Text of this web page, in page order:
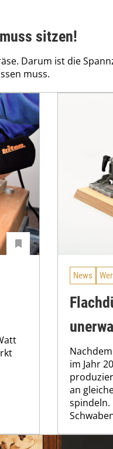
sitzen!
Darum ist die
muss.
News
im Jahr
an
spindeln.